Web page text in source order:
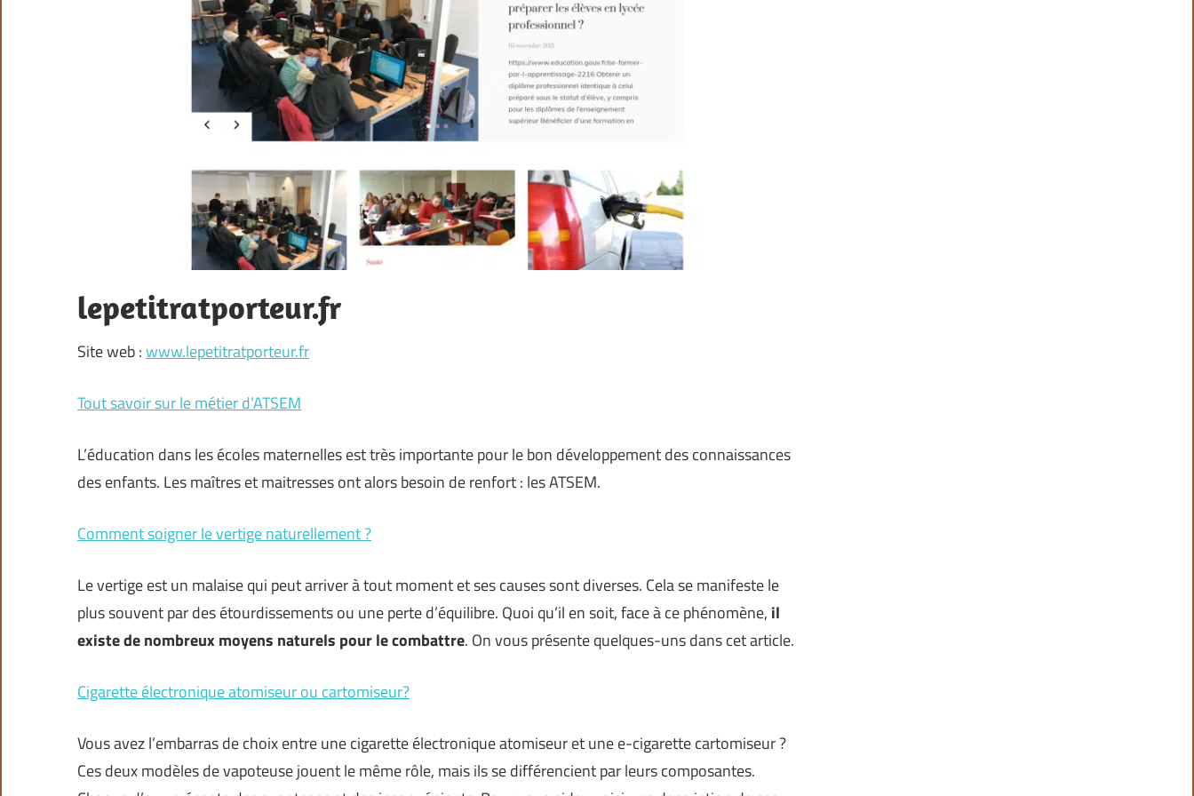
lepetitratporteur.fr
Site web :www.lepetitratporteur.fr
Tout savoir sur le métier d’ATSEM
L’éducation dans les écoles maternelles est très importante pour le bon développement des connaissances
des enfants. Les maîtres et maitresses ont alors besoin de renfort : les ATSEM.
Comment soigner le vertige naturellement ?
Le vertige est un malaise qui peut arriver à tout moment et ses causes sont diverses. Cela se manifeste le
plus souvent par des étourdissements ou une perte d’équilibre. Quoi qu’il en soit, face à ce phénomène, il
existe de nombreux moyens naturels pour le combattre. On vous présente quelques-uns dans cet article.
Cigarette électronique atomiseur ou cartomiseur?
Vous avez l’embarras de choix entre une cigarette électronique atomiseur et une e-cigarette cartomiseur ?
Ces deux modèles de vapoteuse jouent le même rôle, mais ils se différencient par leurs composantes.